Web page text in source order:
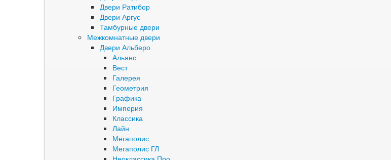
Двери Ратибор
Двери Аргус
Тамбурные двери
Межкомнатные двери
Двери Альберо
Альянс
Вест
Галерея
Геометрия
Графика
Империя
Классика
Лайн
Мегаполис
Мегаполис ГЛ